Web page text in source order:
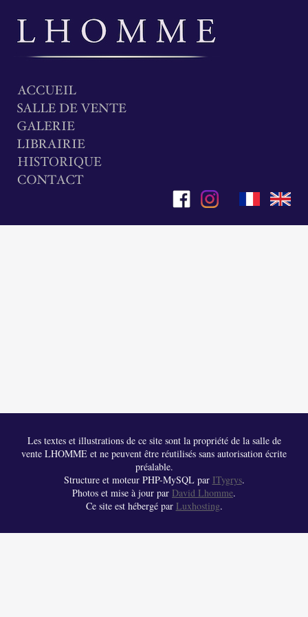
Les textes et illustrations de ce site sont la propriété de la salle de
vente LHOMME et ne peuvent être réutilisés sans autorisation écrite
préalable.
Structure et moteur PHP-MySQL par ITygrys.
Photos et mise à jour par David Lhomme.
Ce site est hébergé par Luxhosting.